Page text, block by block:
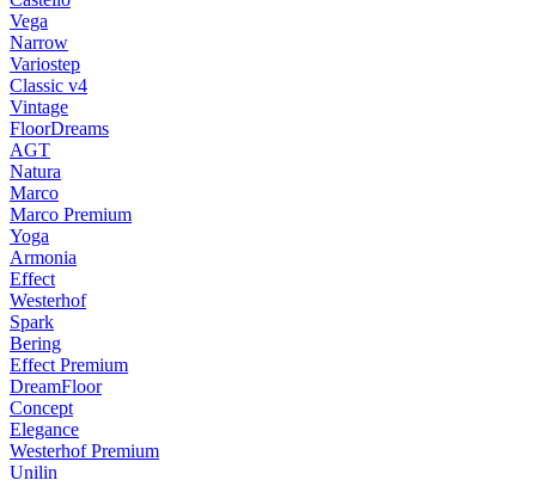
Vega
Narrow
Variostep
Classic v4
Vintage
FloorDreams
AGT
Natura
Marco
Marco Premium
Yoga
Armonia
Effect
Westerhof
Spark
Bering
Effect Premium
DreamFloor
Concept
Elegance
Westerhof Premium
Unilin